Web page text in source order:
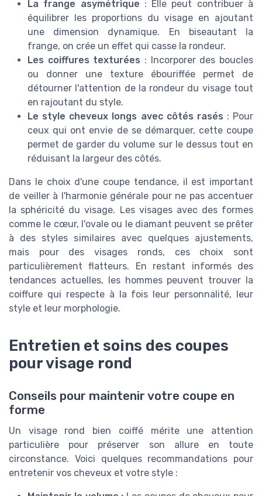
La frange asymétrique : Elle peut contribuer à
équilibrer les proportions du visage en ajoutant
une dimension dynamique. En biseautant la
frange, on crée un effet qui casse la rondeur.
Les coiffures texturées : Incorporer des boucles
ou donner une texture ébouriffée permet de
détourner l'attention de la rondeur du visage tout
en rajoutant du style.
Le style cheveux longs avec côtés rasés : Pour
ceux qui ont envie de se démarquer, cette coupe
permet de garder du volume sur le dessus tout en
réduisant la largeur des côtés.
Dans le choix d'une coupe tendance, il est important
de veiller à l'harmonie générale pour ne pas accentuer
la sphéricité du visage. Les visages avec des formes
comme le cœur, l'ovale ou le diamant peuvent se prêter
à des styles similaires avec quelques ajustements,
mais pour des visages ronds, ces choix sont
particulièrement flatteurs. En restant informés des
tendances actuelles, les hommes peuvent trouver la
coiffure qui respecte à la fois leur personnalité, leur
style et leur morphologie.
Entretien et soins des coupes
pour visage rond
Conseils pour maintenir votre coupe en
forme
Un visage rond bien coiffé mérite une attention
particulière pour préserver son allure en toute
circonstance. Voici quelques recommandations pour
entretenir vos cheveux et votre style :